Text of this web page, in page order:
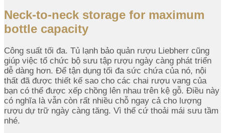
Neck-to-neck storage for maximum
bottle capacity
Công suất tối đa. Tủ lạnh bảo quản rượu Liebherr cũng
giúp việc tổ chức bộ sưu tập rượu ngày càng phát triển
dễ dàng hơn. Để tận dụng tối đa sức chứa của nó, nội
thất đã được thiết kế sao cho các chai rượu vang của
bạn có thể được xếp chồng lên nhau trên kệ gỗ. Điều này
có nghĩa là vẫn còn rất nhiều chỗ ngay cả cho lượng
rượu dự trữ ngày càng tăng. Vì thế cứ thoải mái sưu tầm
nhé.